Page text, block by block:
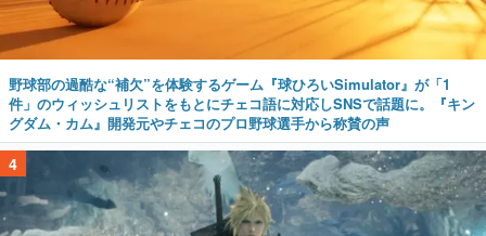
野球部の過酷な“補欠”を体験するゲーム『球ひろいSimulator』が「1
件」のウィッシュリストをもとにチェコ語に対応しSNSで話題に。『キン
グダム・カム』開発元やチェコのプロ野球選手から称賛の声
4